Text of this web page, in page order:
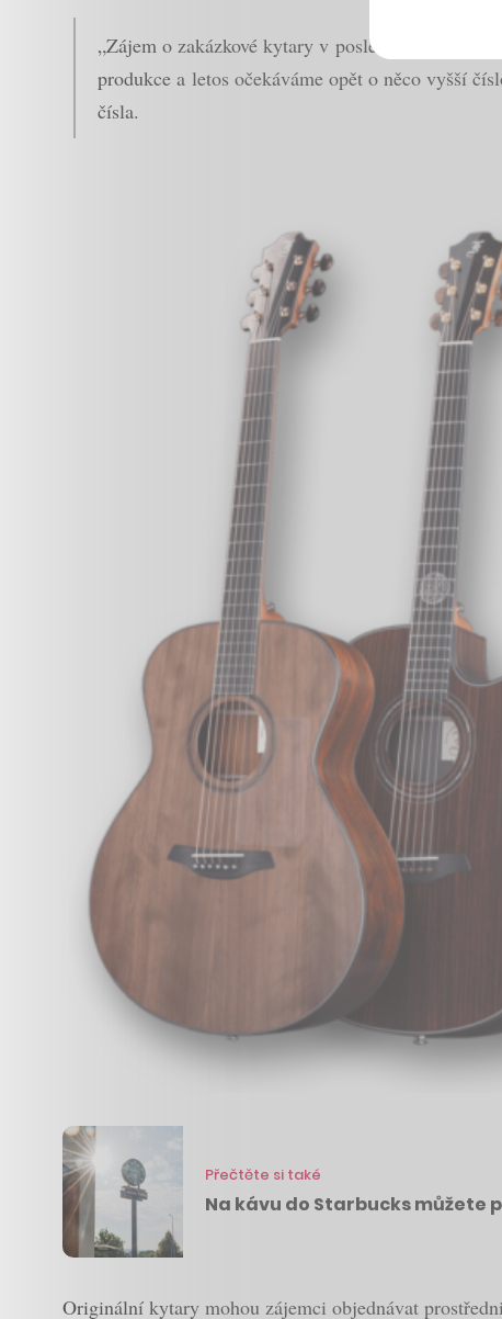
„Zájem o zakázkové kytary v posledních deseti
produkce a letos očekáváme opět o něco vyšší
čísla.
Přečtěte si také
Na kávu do Starbucks můžete
Originální kytary mohou zájemci objednávat